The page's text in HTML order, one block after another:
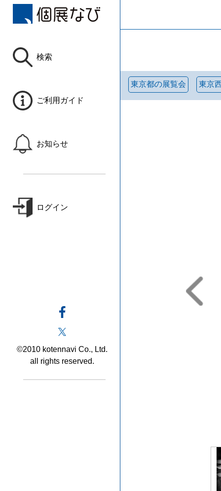
検索
ご利用ガイド
お知らせ
ログイン
©2010 kotennavi Co., Ltd.
all rights reserved.
東京都の展覧会 東京